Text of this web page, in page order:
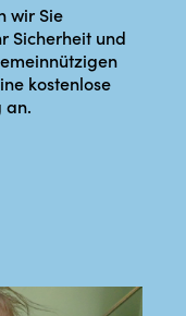
wir Sie
Sicherheit und
kostenlose
an.